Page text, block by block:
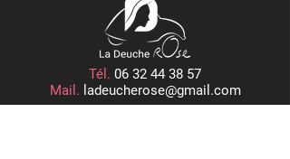
Tél. 06 32 44 38 57
Mail. ladeucherose@gmail.com